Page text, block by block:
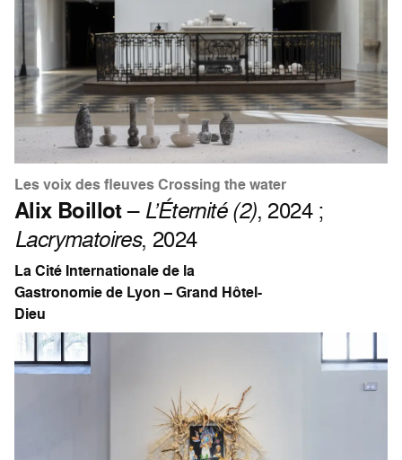
Les voix des fleuves Crossing the water
Alix Boillot– L’Éternité (2), 2024 ;
Lacrymatoires, 2024
La Cité Internationale de la
Gastronomie de Lyon – Grand Hôtel-
Dieu